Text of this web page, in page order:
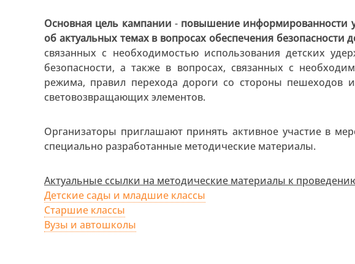
Основная цель кампании - повышение информированности
об актуальных темах в вопросах обеспечения безопасности
связанных с необходимостью использования детских
безопасности, а также в вопросах, связанных с
режима, правил перехода дороги со стороны пешеходов
световозвращающих элементов.
Организаторы приглашают принять активное участие в
специально разработанные методические материалы.
Актуальные ссылки на методические материалы к
Детские сады и младшие классы
Старшие классы
Вузы и автошколы